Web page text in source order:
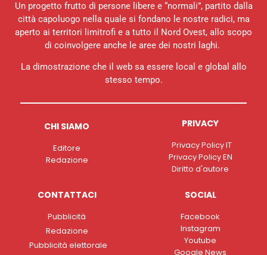
Un progetto frutto di persone libere e “normali”, partito dalla
città capoluogo nella quale si fondano le nostre radici, ma
aperto ai territori limitrofi e a tutto il Nord Ovest, allo scopo
di coinvolgere anche le aree dei nostri laghi.
La dimostrazione che il web sa essere local e global allo
stesso tempo.
CHI SIAMO
Editore
Redazione
PRIVACY
Privacy Policy IT
Privacy Policy EN
Diritto d'autore
CONTATTACI
Pubblicità
Redazione
Pubblicità elettorale
SOCIAL
Facebook
Instagram
Youtube
Google News